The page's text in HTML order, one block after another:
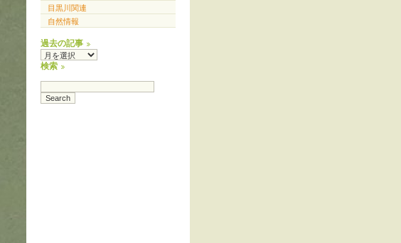
目黒川関連
自然情報
過去の記事
過
去
事
検索